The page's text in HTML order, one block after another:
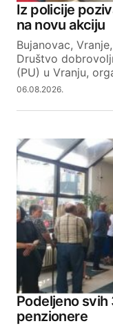
Iz policije
na novu akciju
Bujanovac,
Društvo
(PU) u Vranju,
06.08.2026.
Podeljeno
penzionere